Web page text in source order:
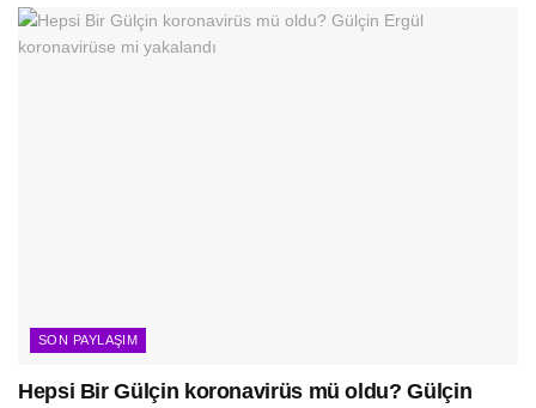
SON PAYLAŞIM
Hepsi Bir Gülçin koronavirüs mü oldu? Gülçin